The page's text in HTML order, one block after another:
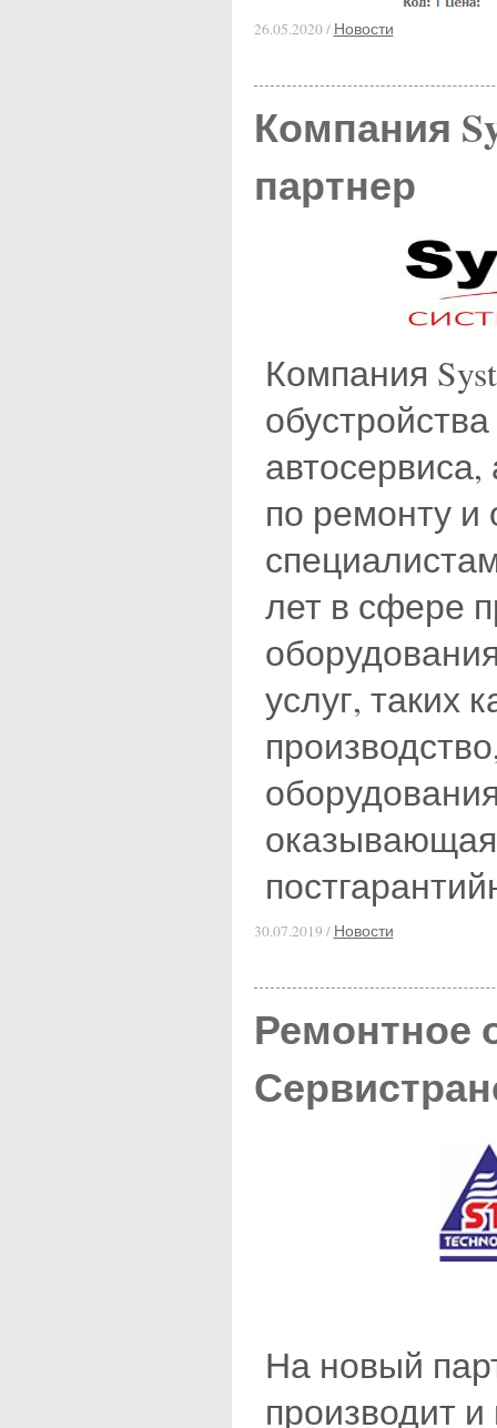
26.05.2020 / Новости
Компания
партнер
Компания
по ремонту и
лет в сфере
услуг, таких
30.07.2019 / Новости
Ремонтное
На новый
производит